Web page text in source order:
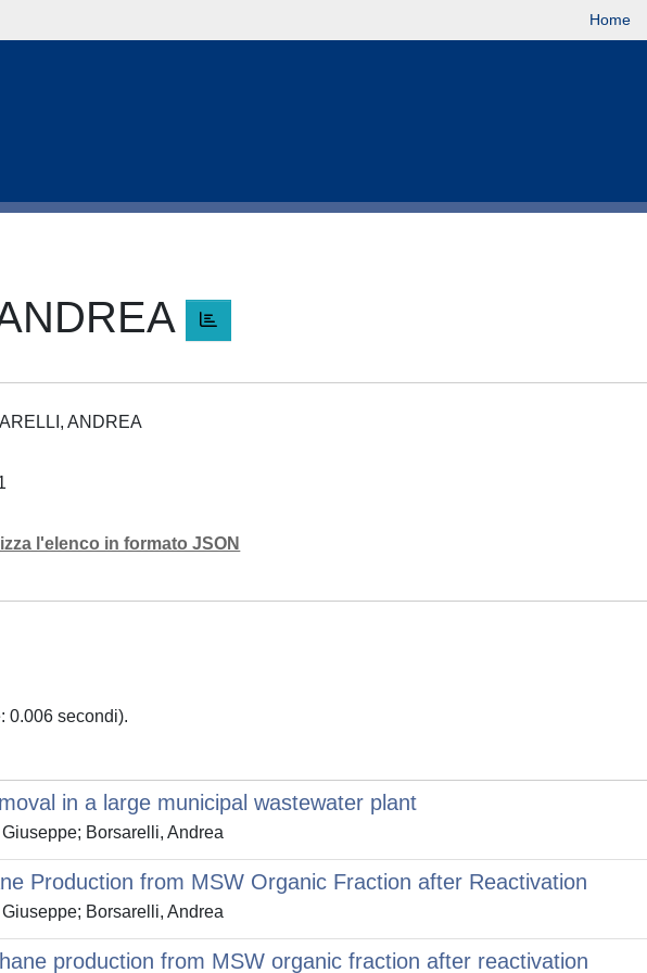
Home
ANDREA
l'elenco in formato JSON
0.006 secondi).
in a large municipal wastewater plant
Borsarelli, Andrea
Production from MSW Organic Fraction after Reactivation
Borsarelli, Andrea
production from MSW organic fraction after reactivation